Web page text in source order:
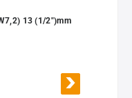
13 (1/2")mm